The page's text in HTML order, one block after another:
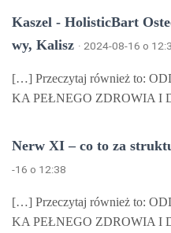
Kaszel - HolisticBart
wy, Kalisz · 2024-08-16 o
[…] Przeczytaj również to:
KA PEŁNEGO ZDROWIA I
Nerw XI – co to za
-16 o 12:38
[…] Przeczytaj również to:
KA PEŁNEGO ZDROWIA I